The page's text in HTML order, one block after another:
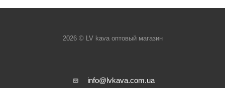
2026 © LV kava оптовый магазин
info@lvkava.com.ua